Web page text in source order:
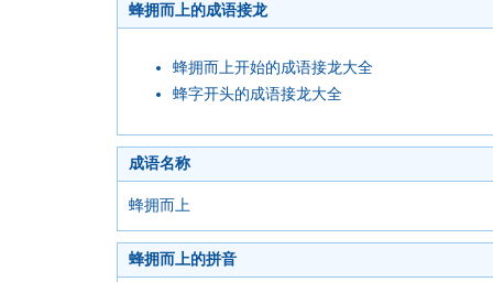
蜂拥而上的成语接龙
蜂拥而上开始的成语接龙大全
蜂字开头的成语接龙大全
成语名称
蜂拥而上
蜂拥而上的拼音